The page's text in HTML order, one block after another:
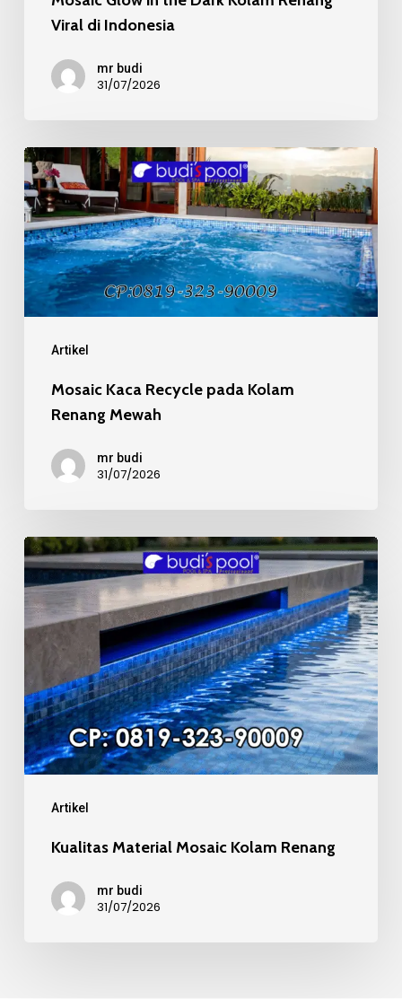
Viral di Indonesia
mr budi
31/07/2026
Artikel
Mosaic
Kaca
Recycle
pada
Kolam
Renang
Mosaic Kaca Recycle pada Kolam
Renang Mewah
mr budi
31/07/2026
Artikel
Kualitas
Material
Mosaic
Kolam
Renang
Kualitas Material Mosaic Kolam Renang
mr budi
31/07/2026